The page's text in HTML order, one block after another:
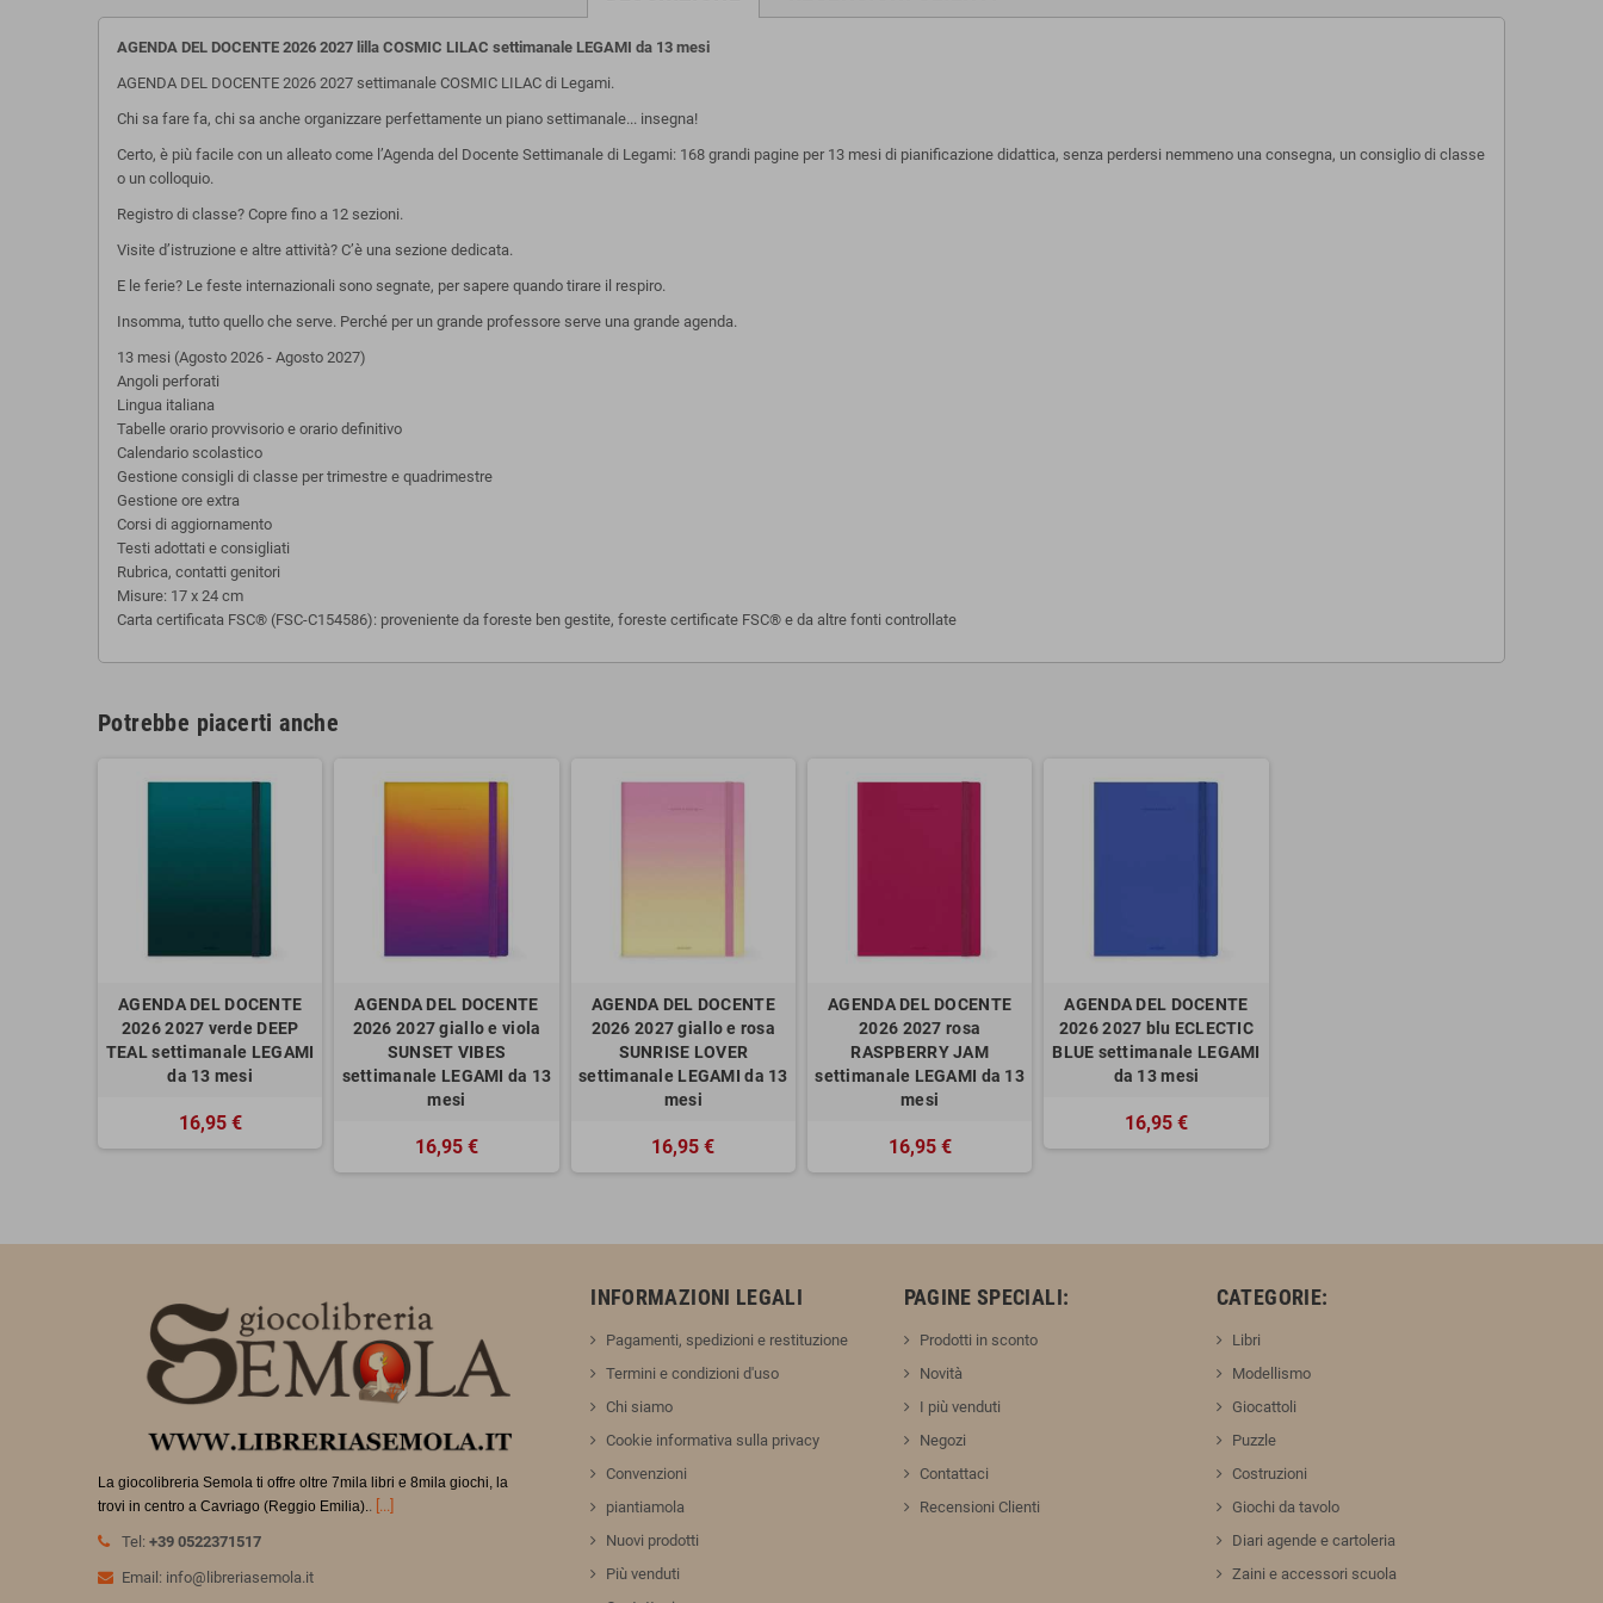
AGENDA DEL DOCENTE 2026 2027 lilla COSMIC LILAC settimanale LEGAMI da 13 mesi
AGENDA DEL DOCENTE 2026 2027 settimanale COSMIC LILAC di Legami.
Chi sa fare fa, chi sa anche organizzare perfettamente un piano settimanale... insegna!
Certo, è più facile con un alleato come l’Agenda del Docente Settimanale di Legami: 168 grandi pagine per 13 mesi di pianificazione didattica, senza perdersi nemmeno una consegna, un consiglio di classe
o un colloquio.
Registro di classe? Copre fino a 12 sezioni.
Visite d’istruzione e altre attività? C’è una sezione dedicata.
E le ferie? Le feste internazionali sono segnate, per sapere quando tirare il respiro.
Insomma, tutto quello che serve. Perché per un grande professore serve una grande agenda.
13 mesi (Agosto 2026 - Agosto 2027)
Angoli perforati
Lingua italiana
Tabelle orario provvisorio e orario definitivo
Calendario scolastico
Gestione consigli di classe per trimestre e quadrimestre
Gestione ore extra
Corsi di aggiornamento
Testi adottati e consigliati
Rubrica, contatti genitori
Misure: 17 x 24 cm
Carta certificata FSC® (FSC-C154586): proveniente da foreste ben gestite, foreste certificate FSC® e da altre fonti controllate
Potrebbe piacerti anche
AGENDA DEL DOCENTE
2026 2027 verde DEEP
TEAL settimanale LEGAMI
da 13 mesi
16,95 €
AGENDA DEL DOCENTE
2026 2027 giallo e viola
SUNSET VIBES
settimanale LEGAMI da 13
mesi
16,95 €
AGENDA DEL DOCENTE
2026 2027 giallo e rosa
SUNRISE LOVER
settimanale LEGAMI da 13
mesi
16,95 €
AGENDA DEL DOCENTE
2026 2027 rosa
RASPBERRY JAM
settimanale LEGAMI da 13
mesi
16,95 €
AGENDA DEL DOCENTE
2026 2027 blu ECLECTIC
BLUE settimanale LEGAMI
da 13 mesi
16,95 €
La giocolibreria Semola ti offre oltre 7mila libri e 8mila giochi, la
trovi in centro a Cavriago (Reggio Emilia).. [...]
Tel: +39 0522371517
Email: info@libreriasemola.it
INFORMAZIONI LEGALI
Pagamenti, spedizioni e restituzione
Termini e condizioni d'uso
Chi siamo
Cookie informativa sulla privacy
Convenzioni
piantiamola
Nuovi prodotti
Più venduti
PAGINE SPECIALI:
Prodotti in sconto
Novità
I più venduti
Negozi
Contattaci
Recensioni Clienti
CATEGORIE:
Libri
Modellismo
Giocattoli
Puzzle
Costruzioni
Giochi da tavolo
Diari agende e cartoleria
Zaini e accessori scuola